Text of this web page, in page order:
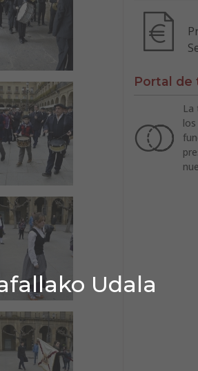
Udala
Portal de
La